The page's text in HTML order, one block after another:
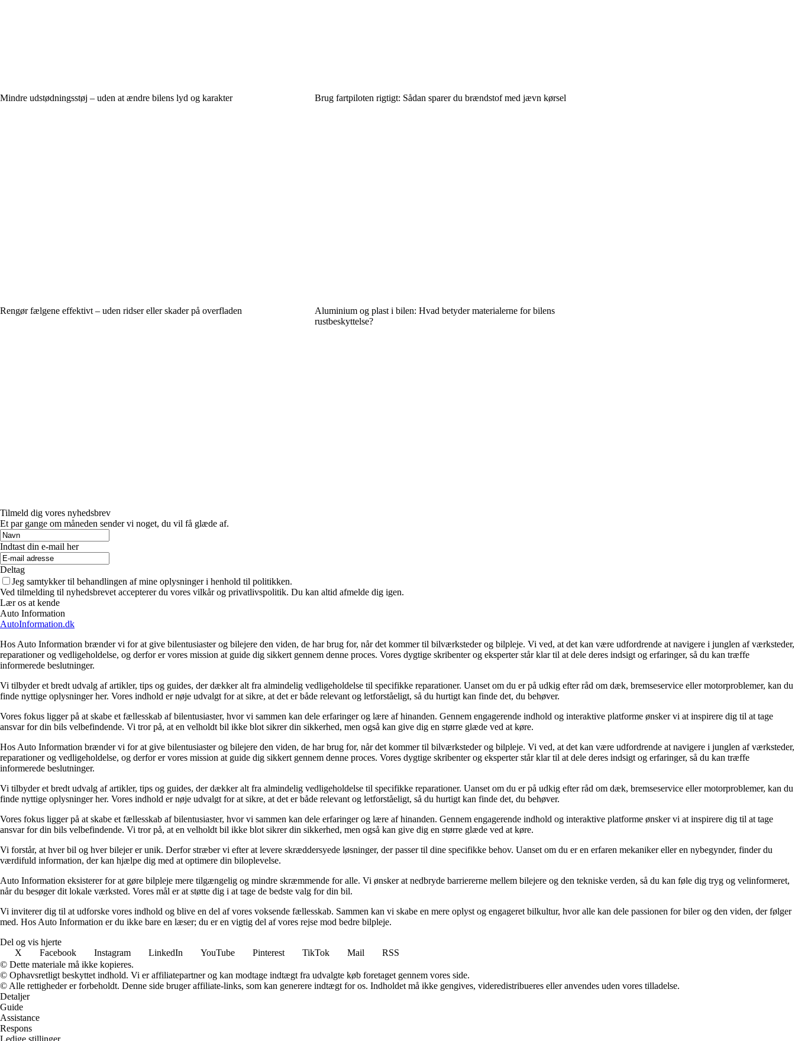
Mindre udstødningsstøj – uden at ændre bilens lyd og karakter Brug fartpiloten rigtigt: Sådan sparer du brændstof med jævn kørsel
Rengør fælgene effektivt – uden ridser eller skader på overfladen
Aluminium og plast i bilen: Hvad betyder materialerne for bilens
rustbeskyttelse?
Tilmeld dig vores nyhedsbrev
Et par gange om måneden sender vi noget, du vil få glæde af.
Indtast din e-mail her
Deltag
Jeg samtykker til behandlingen af mine oplysninger i henhold til politikken.
Ved tilmelding til nyhedsbrevet accepterer du vores vilkår og privatlivspolitik. Du kan altid afmelde dig igen.
Lær os at kende
Auto Information
AutoInformation.dk
Hos Auto Information brænder vi for at give bilentusiaster og bilejere den viden, de har brug for, når det kommer til bilværksteder og bilpleje. Vi ved, at det kan være udfordrende at navigere i junglen af værksteder,
reparationer og vedligeholdelse, og derfor er vores mission at guide dig sikkert gennem denne proces. Vores dygtige skribenter og eksperter står klar til at dele deres indsigt og erfaringer, så du kan træffe
informerede beslutninger.
Vi tilbyder et bredt udvalg af artikler, tips og guides, der dækker alt fra almindelig vedligeholdelse til specifikke reparationer. Uanset om du er på udkig efter råd om dæk, bremseservice eller motorproblemer, kan du
finde nyttige oplysninger her. Vores indhold er nøje udvalgt for at sikre, at det er både relevant og letforståeligt, så du hurtigt kan finde det, du behøver.
Vores fokus ligger på at skabe et fællesskab af bilentusiaster, hvor vi sammen kan dele erfaringer og lære af hinanden. Gennem engagerende indhold og interaktive platforme ønsker vi at inspirere dig til at tage
ansvar for din bils velbefindende. Vi tror på, at en velholdt bil ikke blot sikrer din sikkerhed, men også kan give dig en større glæde ved at køre.
Hos Auto Information brænder vi for at give bilentusiaster og bilejere den viden, de har brug for, når det kommer til bilværksteder og bilpleje. Vi ved, at det kan være udfordrende at navigere i junglen af værksteder,
reparationer og vedligeholdelse, og derfor er vores mission at guide dig sikkert gennem denne proces. Vores dygtige skribenter og eksperter står klar til at dele deres indsigt og erfaringer, så du kan træffe
informerede beslutninger.
Vi tilbyder et bredt udvalg af artikler, tips og guides, der dækker alt fra almindelig vedligeholdelse til specifikke reparationer. Uanset om du er på udkig efter råd om dæk, bremseservice eller motorproblemer, kan du
finde nyttige oplysninger her. Vores indhold er nøje udvalgt for at sikre, at det er både relevant og letforståeligt, så du hurtigt kan finde det, du behøver.
Vores fokus ligger på at skabe et fællesskab af bilentusiaster, hvor vi sammen kan dele erfaringer og lære af hinanden. Gennem engagerende indhold og interaktive platforme ønsker vi at inspirere dig til at tage
ansvar for din bils velbefindende. Vi tror på, at en velholdt bil ikke blot sikrer din sikkerhed, men også kan give dig en større glæde ved at køre.
Vi forstår, at hver bil og hver bilejer er unik. Derfor stræber vi efter at levere skræddersyede løsninger, der passer til dine specifikke behov. Uanset om du er en erfaren mekaniker eller en nybegynder, finder du
værdifuld information, der kan hjælpe dig med at optimere din biloplevelse.
Auto Information eksisterer for at gøre bilpleje mere tilgængelig og mindre skræmmende for alle. Vi ønsker at nedbryde barriererne mellem bilejere og den tekniske verden, så du kan føle dig tryg og velinformeret,
når du besøger dit lokale værksted. Vores mål er at støtte dig i at tage de bedste valg for din bil.
Vi inviterer dig til at udforske vores indhold og blive en del af vores voksende fællesskab. Sammen kan vi skabe en mere oplyst og engageret bilkultur, hvor alle kan dele passionen for biler og den viden, der følger
med. Hos Auto Information er du ikke bare en læser; du er en vigtig del af vores rejse mod bedre bilpleje.
Del og vis hjerte
X
Facebook Instagram LinkedIn YouTube Pinterest TikTok Mail
RSS
© Dette materiale må ikke kopieres.
© Ophavsretligt beskyttet indhold. Vi er affiliatepartner og kan modtage indtægt fra udvalgte køb foretaget gennem vores side.
© Alle rettigheder er forbeholdt. Denne side bruger affiliate-links, som kan generere indtægt for os. Indholdet må ikke gengives, videredistribueres eller anvendes uden vores tilladelse.
Detaljer
Guide
Assistance
Respons
Ledige stillinger